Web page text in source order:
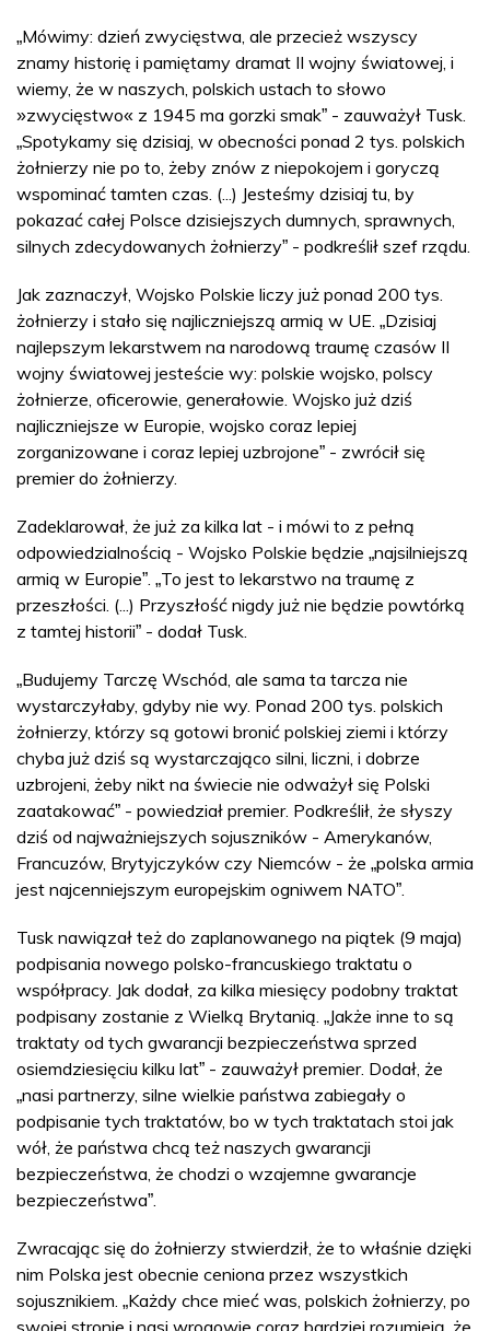
„Mówimy: dzień zwycięstwa, ale przecież wszyscy
znamy historię i pamiętamy dramat II wojny światowej, i
wiemy, że w naszych, polskich ustach to słowo
»zwycięstwo« z 1945 ma gorzki smak” - zauważył Tusk.
„Spotykamy się dzisiaj, w obecności ponad 2 tys. polskich
żołnierzy nie po to, żeby znów z niepokojem i goryczą
wspominać tamten czas. (...) Jesteśmy dzisiaj tu, by
pokazać całej Polsce dzisiejszych dumnych, sprawnych,
silnych zdecydowanych żołnierzy” - podkreślił szef rządu.
Jak zaznaczył, Wojsko Polskie liczy już ponad 200 tys.
żołnierzy i stało się najliczniejszą armią w UE. „Dzisiaj
najlepszym lekarstwem na narodową traumę czasów II
wojny światowej jesteście wy: polskie wojsko, polscy
żołnierze, oficerowie, generałowie. Wojsko już dziś
najliczniejsze w Europie, wojsko coraz lepiej
zorganizowane i coraz lepiej uzbrojone” - zwrócił się
premier do żołnierzy.
Zadeklarował, że już za kilka lat - i mówi to z pełną
odpowiedzialnością - Wojsko Polskie będzie „najsilniejszą
armią w Europie” „To jest to lekarstwo na traumę z
przeszłości. (...) Przyszłość nigdy już nie będzie powtórką
z tamtej historii” - dodał Tusk.
„Budujemy Tarczę Wschód, ale sama ta tarcza nie
wystarczyłaby, gdyby nie wy. Ponad 200 tys. polskich
żołnierzy, którzy są gotowi bronić polskiej ziemi i którzy
chyba już dziś są wystarczająco silni, liczni, i dobrze
uzbrojeni, żeby nikt na świecie nie odważył się Polski
zaatakować” - powiedział premier. Podkreślił, że słyszy
dziś od najważniejszych sojuszników - Amerykanów,
Francuzów, Brytyjczyków czy Niemców - że „polska armia
jest najcenniejszym europejskim ogniwem NATO”
Tusk nawiązał też do zaplanowanego na piątek (9 maja)
podpisania nowego polsko-francuskiego traktatu o
współpracy. Jak dodał, za kilka miesięcy podobny traktat
podpisany zostanie z Wielką Brytanią. „Jakże inne to są
traktaty od tych gwarancji bezpieczeństwa sprzed
osiemdziesięciu kilku lat” - zauważył premier. Dodał, że
„nasi partnerzy, silne wielkie państwa zabiegały o
podpisanie tych traktatów, bo w tych traktatach stoi jak
wół, że państwa chcą też naszych gwarancji
bezpieczeństwa, że chodzi o wzajemne gwarancje
bezpieczeństwa”
Zwracając się do żołnierzy stwierdził, że to właśnie dzięki
nim Polska jest obecnie ceniona przez wszystkich
sojusznikiem. „Każdy chce mieć was, polskich żołnierzy, po
swojej stronie i nasi wrogowie coraz bardziej rozumieją, że